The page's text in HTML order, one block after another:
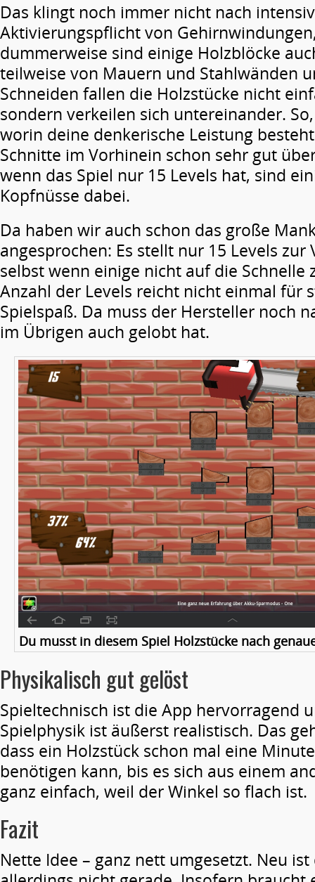
Das klingt noch immer nicht nach
Aktivierungspflicht von
dummerweise sind einige Holzblöcke
teilweise von Mauern und Stahlwänden
Schneiden fallen die Holzstücke nicht
sondern verkeilen sich untereinander.
worin deine denkerische Leistung
Schnitte im Vorhinein schon sehr gut
wenn das Spiel nur 15 Levels hat, sind
Kopfnüsse dabei.
Da haben wir auch schon das große
angesprochen: Es stellt nur 15 Levels zur
selbst wenn einige nicht auf die Schnelle
Anzahl der Levels reicht nicht einmal für
Spielspaß. Da muss der Hersteller noch
im Übrigen auch gelobt hat.
Du musst in diesem Spiel Holzstücke nach
Physikalisch gut gelöst
Spieltechnisch ist die App hervorragend
Spielphysik ist äußerst realistisch. Das
dass ein Holzstück schon mal eine
benötigen kann, bis es sich aus einem
ganz einfach, weil der Winkel so flach ist.
Fazit
Nette Idee – ganz nett umgesetzt. Neu ist